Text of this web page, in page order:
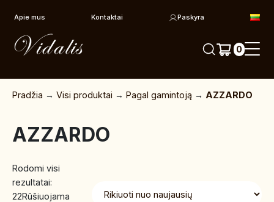
Apie mus Kontaktai Paskyra
0
Pradžia →Visi produktai →Pagal gamintoją → AZZARDO
AZZARDO
Rodomi visi
rezultatai:
22Rūšiuojama